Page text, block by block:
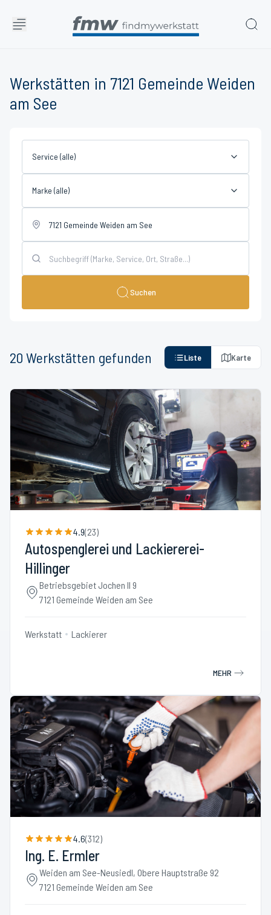
Werkstätten in 7121 Gemeinde Weiden
am See
Service (alle)
Marke (alle)
Suchen
20 Werkstätten gefunden Liste Karte
4.9(23)
Autospenglerei und Lackiererei-
Hillinger
Betriebsgebiet Jochen II 9
7121 Gemeinde Weiden am See
Werkstatt Lackierer
MEHR
4.6(312)
Ing. E. Ermler
Weiden am See-Neusiedl, Obere Hauptstraße 92
7121 Gemeinde Weiden am See